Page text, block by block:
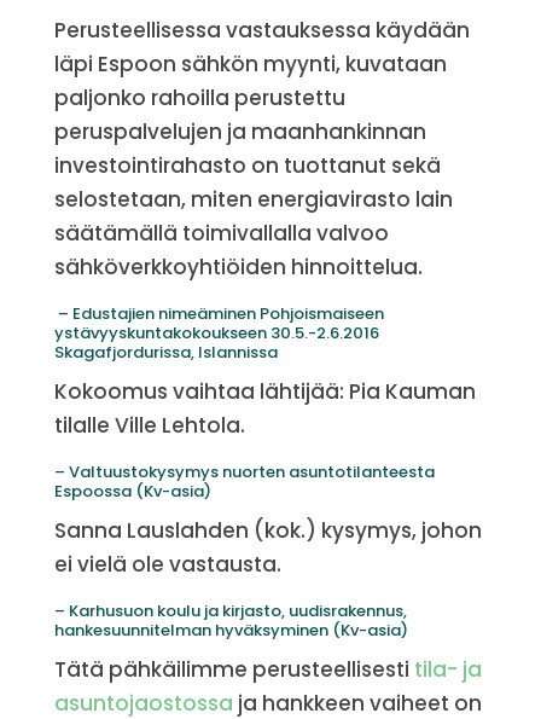
Perusteellisessa vastauksessa käydään
läpi Espoon sähkön myynti, kuvataan
paljonko rahoilla perustettu
peruspalvelujen ja maanhankinnan
investointirahasto on tuottanut sekä
selostetaan, miten energiavirasto lain
säätämällä toimivallalla valvoo
sähköverkkoyhtiöiden hinnoittelua.
– Edustajien nimeäminen Pohjoismaiseen
ystävyyskuntakokoukseen 30.5.-2.6.2016
Skagafjordurissa, Islannissa
Kokoomus vaihtaa lähtijää: Pia Kauman
tilalle Ville Lehtola.
– Valtuustokysymys nuorten asuntotilanteesta
Espoossa (Kv-asia)
Sanna Lauslahden (kok.) kysymys, johon
ei vielä ole vastausta.
– Karhusuon koulu ja kirjasto, uudisrakennus,
hankesuunnitelman hyväksyminen (Kv-asia)
Tätä pähkäilimme perusteellisesti tila- ja
asuntojaostossa ja hankkeen vaiheet on